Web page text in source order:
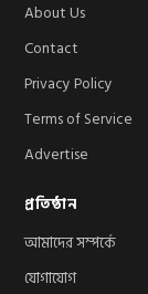
About Us
Contact
Privacy Policy
Terms of Service
Advertise
প্রতিষ্ঠান
আমাদের সম্পর্কে
যোগাযোগ